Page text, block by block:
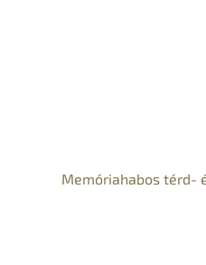
Memóriahabos térd-